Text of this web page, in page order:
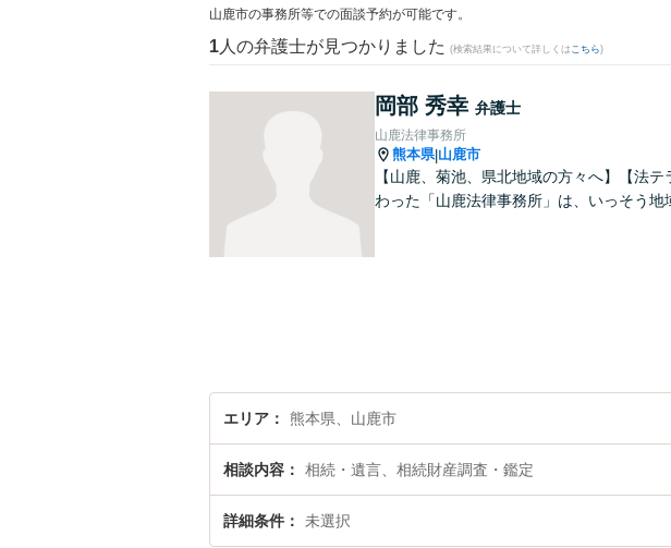
山鹿市の事務所等での面談予約が可能です。
1 人の弁護士が見つかりました (検索結果について詳しくは こちら)
岡部 秀幸 弁護士
山鹿法律事務所
熊本県|山鹿市
【山鹿、菊池、県北地域の方々へ】【法
わった「山鹿法律事務所」は、いっそう
エリア 熊本県、山鹿市
相談内容 相続・遺言、相続財産調査・鑑定
詳細条件 未選択